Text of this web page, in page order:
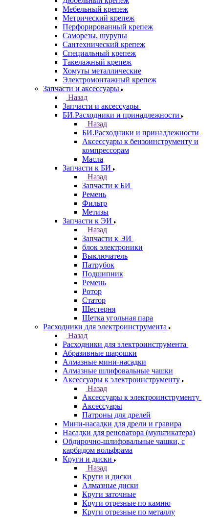
Мебельный крепеж
Метрический крепеж
Перфорированный крепеж
Саморезы, шурупы
Сантехнический крепеж
Специальный крепеж
Такелажный крепеж
Хомуты металлические
Электромонтажный крепеж
Запчасти и аксессуары
Назад
Запчасти и аксессуары
БИ.Расходники и принадлежности
Назад
БИ.Расходники и принадлежности
Аксессуары к бензоинструменту и
компрессорам
Масла
Запчасти к БИ
Назад
Запчасти к БИ
Ремень
Фильтр
Метизы
Запчасти к ЭИ
Назад
Запчасти к ЭИ
блок электроники
Выключатель
Патрубок
Подшипник
Ремень
Ротор
Статор
Шестерня
Щетка угольная пара
Расходники для электроинструмента
Назад
Расходники для электроинструмента
Абразивные шарошки
Алмазные мини-насадки
Алмазные шлифовальные чашки
Аксессуары к электроинструменту
Назад
Аксессуары к электроинструменту
Аксессуары
Патроны для дрелей
Мини-насадки для дрели и гравира
Насадки для реноватора (мультикатера)
Обдирочно-шлифовальные чашки, с
карбидом вольфрама
Круги и диски
Назад
Круги и диски
Алмазные диски
Круги заточные
Круги отрезные по камню
Круги отрезные по металлу